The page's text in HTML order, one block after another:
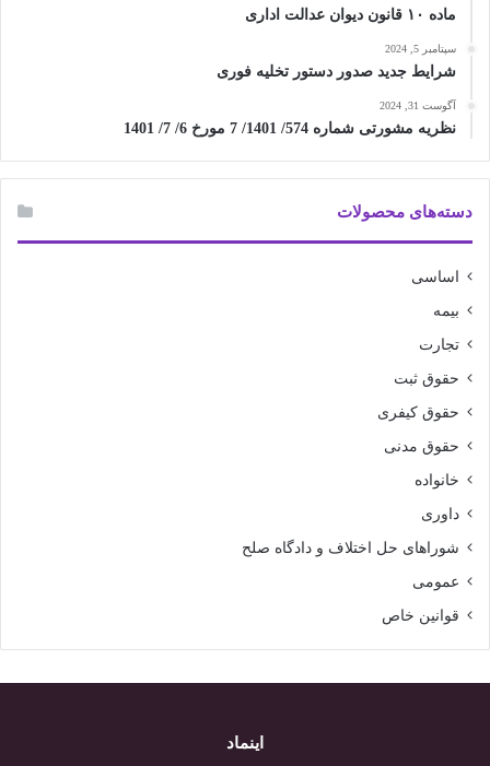
ماده ۱۰ قانون دیوان عدالت اداری
سپتامبر 5, 2024
شرایط جدید صدور دستور تخلیه فوری
آگوست 31, 2024
نظریه مشورتی شماره 574/ 1401/ 7 مورخ 6/ 7/ 1401
دسته‌های محصولات
اساسی
بیمه
تجارت
حقوق ثبت
حقوق کیفری
حقوق مدنی
خانواده
داوری
شوراهای حل اختلاف و دادگاه صلح
عمومی
قوانین خاص
اینماد